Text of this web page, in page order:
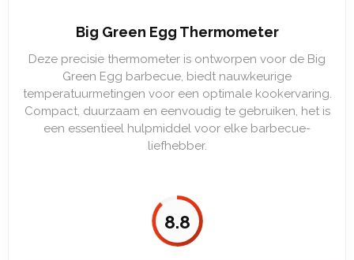
Big Green Egg Thermometer
Deze precisie thermometer is ontworpen voor de Big
Green Egg barbecue, biedt nauwkeurige
temperatuurmetingen voor een optimale kookervaring.
Compact, duurzaam en eenvoudig te gebruiken, het is
een essentieel hulpmiddel voor elke barbecue-
liefhebber.
8.8